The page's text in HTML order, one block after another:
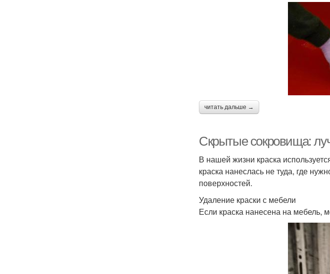
читать дальше →
Скрытые сокровища:
В нашей жизни краска
краска нанеслась не туда, где
поверхностей.
Удаление краски с мебели
Если краска нанесена на мебель,